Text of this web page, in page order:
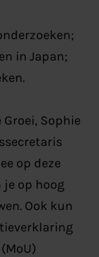
in Japan;
Sophie
op deze
je op hoog
Ook kun